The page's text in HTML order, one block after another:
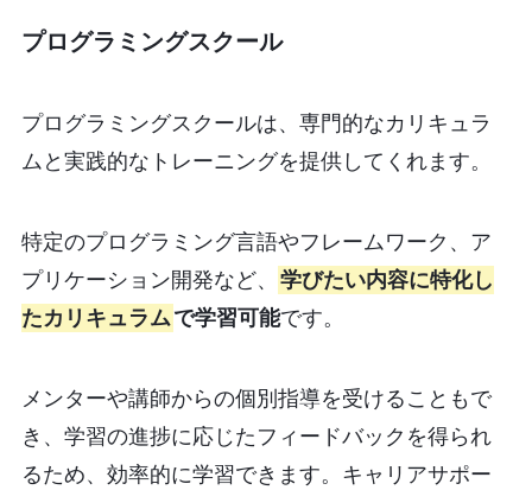
プログラミングスクール
プログラミングスクールは、専門的なカリキュラ
ムと実践的なトレーニングを提供してくれます。
特定のプログラミング言語やフレームワーク、ア
プリケーション開発など、
学びたい内容に特化し
たカリキュラム で学習可能です。
メンターや講師からの個別指導を受けることもで
き、学習の進捗に応じたフィードバックを得られ
るため、効率的に学習できます。キャリアサポー